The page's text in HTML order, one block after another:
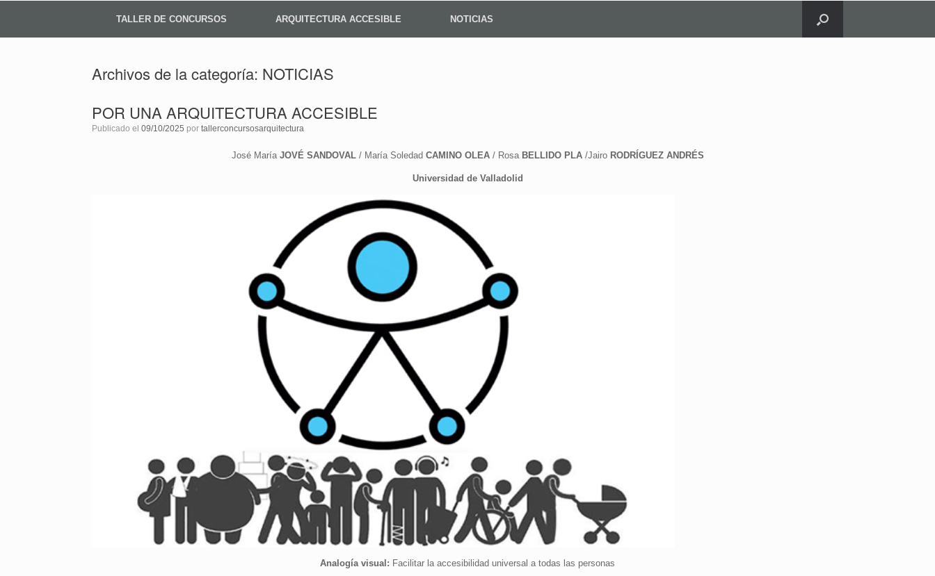
TALLER DE CONCURSOS ARQUITECTURA ACCESIBLE NOTICIAS
Archivos de la categoría: NOTICIAS
POR UNA ARQUITECTURA ACCESIBLE
Publicado el 09/10/2025 por tallerconcursosarquitectura
José MaríaJOVÉ SANDOVAL/ María Soledad CAMINO OLEA/ Rosa BELLIDO PLA/Jairo RODRÍGUEZ ANDRÉS
Universidad de Valladolid
Analogía visual: Facilitar la accesibilidad universal a todas las personas